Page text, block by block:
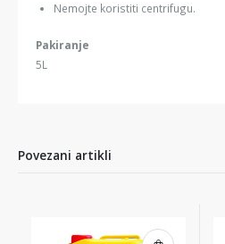
Nemojte koristiti centrifugu.
Pakiranje
5L
Povezani artikli